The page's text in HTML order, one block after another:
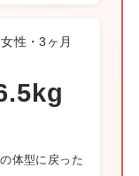
性・3ヶ月
体型に戻った